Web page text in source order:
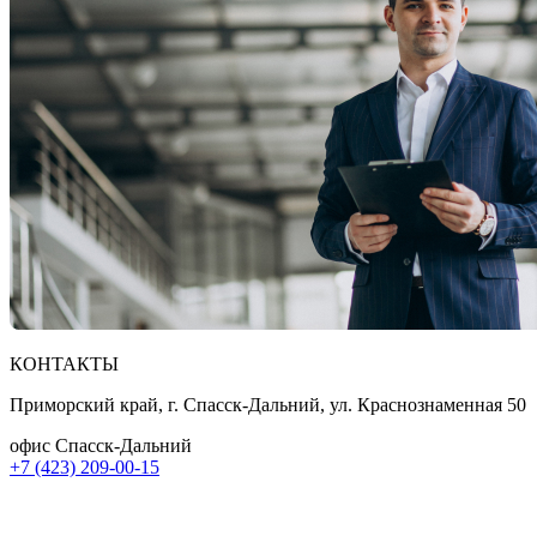
КОНТАКТЫ
Приморский край, г. Спасск-Дальний, ул. Краснознаменная 50
офис Спасск-Дальний
+7 (423) 209-00-15